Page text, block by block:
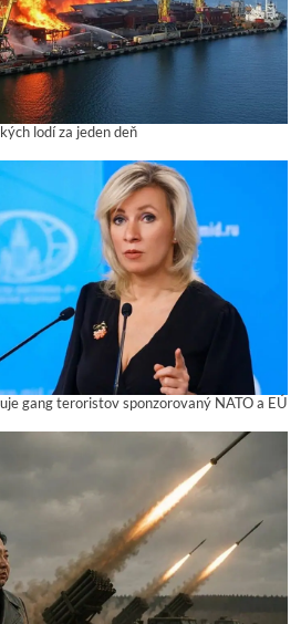
lodí za jeden deň
gang teroristov sponzorovaný NATO a EÚ